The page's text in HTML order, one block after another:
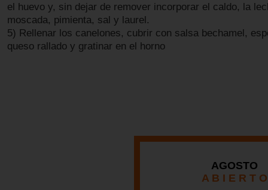
el huevo y, sin dejar de remover incorporar el caldo, la
moscada, pimienta, sal y laurel.
5) Rellenar los canelones, cubrir con salsa bechamel,
queso rallado y gratinar en el horno
AGOSTO
A B I E R T O